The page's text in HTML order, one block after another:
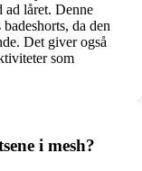
ad låret. Denne
da den
Det giver også
som
i mesh?